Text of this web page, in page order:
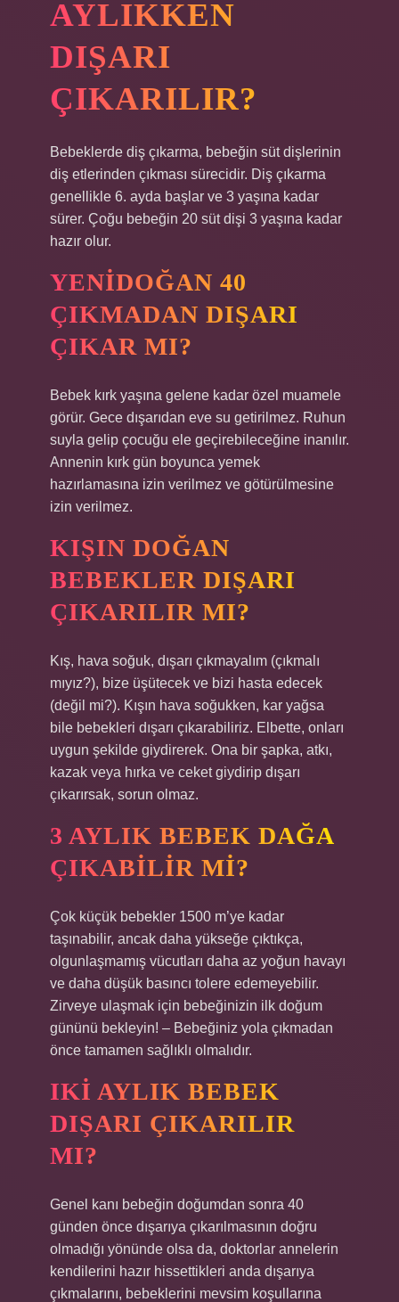
AYLIKKEN
DIŞARI
ÇIKARILIR?
Bebeklerde diş çıkarma, bebeğin süt dişlerinin
diş etlerinden çıkması sürecidir. Diş çıkarma
genellikle 6. ayda başlar ve 3 yaşına kadar
sürer. Çoğu bebeğin 20 süt dişi 3 yaşına kadar
hazır olur.
YENIDOĞAN 40
ÇIKMADAN DIŞARI
ÇIKAR MI?
Bebek kırk yaşına gelene kadar özel muamele
görür. Gece dışarıdan eve su getirilmez. Ruhun
suyla gelip çocuğu ele geçirebileceğine inanılır.
Annenin kırk gün boyunca yemek
hazırlamasına izin verilmez ve götürülmesine
izin verilmez.
KIŞIN DOĞAN
BEBEKLER DIŞARI
ÇIKARILIR MI?
Kış, hava soğuk, dışarı çıkmayalım (çıkmalı
mıyız?), bize üşütecek ve bizi hasta edecek
(değil mi?). Kışın hava soğukken, kar yağsa
bile bebekleri dışarı çıkarabiliriz. Elbette, onları
uygun şekilde giydirerek. Ona bir şapka, atkı,
kazak veya hırka ve ceket giydirip dışarı
çıkarırsak, sorun olmaz.
3 AYLIK BEBEK DAĞA
ÇIKABILIR MI?
Çok küçük bebekler 1500 m’ye kadar
taşınabilir, ancak daha yükseğe çıktıkça,
olgunlaşmamış vücutları daha az yoğun havayı
ve daha düşük basıncı tolere edemeyebilir.
Zirveye ulaşmak için bebeğinizin ilk doğum
gününü bekleyin! – Bebeğiniz yola çıkmadan
önce tamamen sağlıklı olmalıdır.
IKI AYLIK BEBEK
DIŞARI ÇIKARILIR
MI?
Genel kanı bebeğin doğumdan sonra 40
günden önce dışarıya çıkarılmasının doğru
olmadığı yönünde olsa da, doktorlar annelerin
kendilerini hazır hissettikleri anda dışarıya
çıkmalarını, bebeklerini mevsim koşullarına